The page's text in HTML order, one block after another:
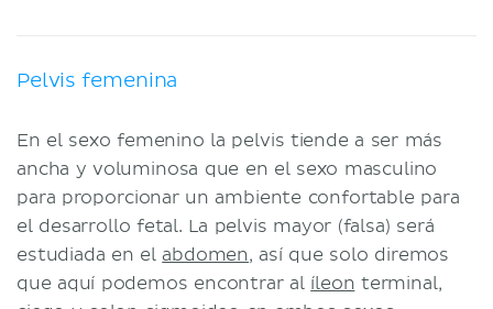
Pelvis femenina
En el sexo femenino la pelvis tiende a ser más
ancha y voluminosa que en el sexo masculino
para proporcionar un ambiente confortable para
el desarrollo fetal. La pelvis mayor (falsa) será
estudiada en el abdomen, así que solo diremos
que aquí podemos encontrar al íleon terminal,